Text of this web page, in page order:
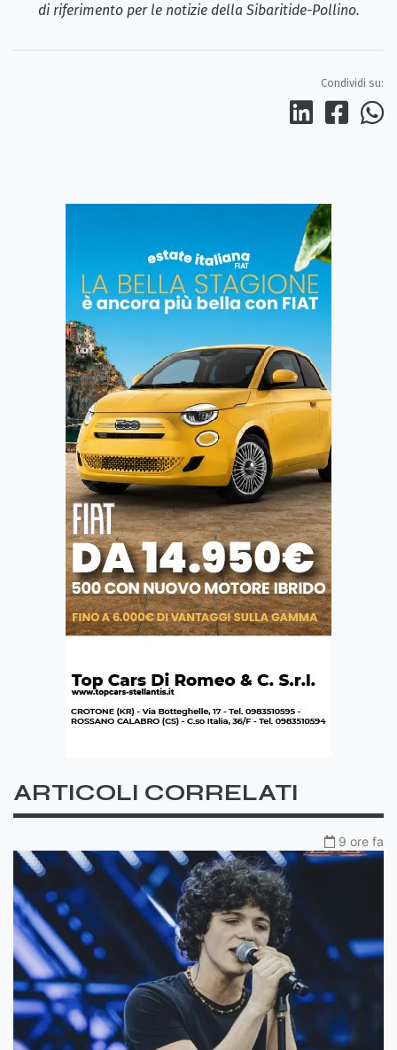
di riferimento per le notizie della Sibaritide-Pollino.
Condividi su:
ARTICOLI CORRELATI
9 ore fa